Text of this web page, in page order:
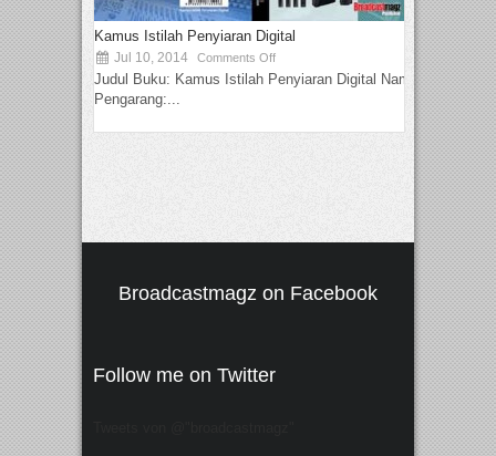
Kamus Istilah Penyiaran Digital
Jul 10, 2014 Comments Off
Judul Buku: Kamus Istilah Penyiaran Digital Nama
Pengarang:...
Broadcastmagz on Facebook
Follow me on Twitter